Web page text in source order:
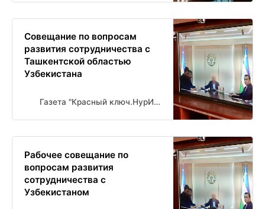
Совещание по вопросам
развития сотрудничества с
Ташкентской областью
Узбекистана
Газета "Красный ключ.НурИман" Новости Нуримановского района
Рабочее совещание по
вопросам развития
сотрудничества с
Узбекистаном